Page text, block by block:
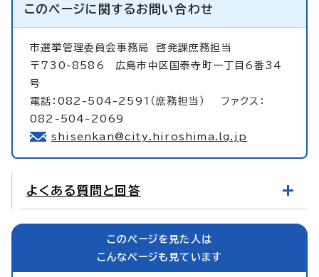
このページに関するお問い合わせ
市選挙管理委員会事務局啓発課庶務担当
〒730-8586 広島市中区国泰寺町一丁目6番34
号
電話：082-504-2591（庶務担当） ファクス：
082-504-2069
shisenkan@city.hiroshima.lg.jp
よくある質問と回答
このページを見た人は
こんなページも見ています